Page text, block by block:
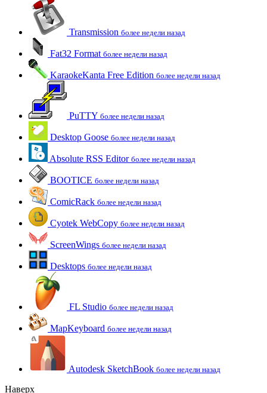
Transmission более недели назад
Fat32 Format более недели назад
KaraokeKanta Free Edition более недели назад
PuTTY более недели назад
Desktop Goose более недели назад
Absolute RSS Editor более недели назад
BOOTICE более недели назад
ComicRack более недели назад
Cyotek WebCopy более недели назад
ScreenWings более недели назад
Desktops более недели назад
FL Studio более недели назад
MapKeyboard более недели назад
Autodesk SketchBook более недели назад
Наверх